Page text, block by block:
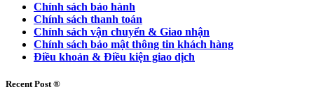
Chính sách bảo hành
Chính sách thanh toán
Chính sách vận chuyển & Giao nhận
Chính sách bảo mật thông tin khách hàng
Điều khoản & Điều kiện giao dịch
Recent Post ®